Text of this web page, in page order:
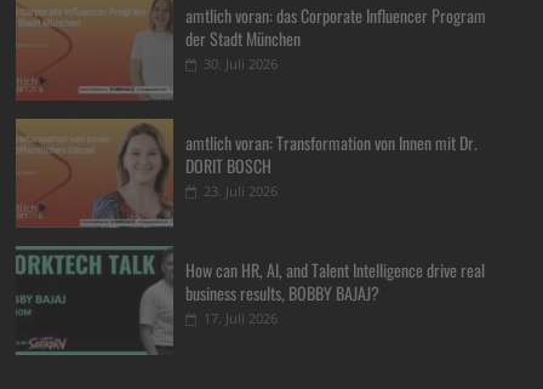
amtlich voran: das Corporate Influencer Program
der Stadt München
30. Juli 2026
amtlich voran: Transformation von Innen mit Dr.
DORIT BOSCH
23. Juli 2026
How can HR, AI, and Talent Intelligence drive real
business results, BOBBY BAJAJ?
17. Juli 2026